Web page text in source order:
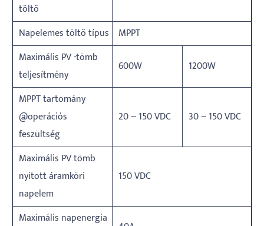
töltő
Napelemes töltő típus
MPPT
Maximális PV -tömb
teljesítmény
600W 1200W
MPPT tartomány
@operációs
feszültség
20 ~ 150 VDC 30 ~ 150 VDC
Maximális PV tömb
nyitott áramköri
napelem
150 VDC
Maximális napenergia